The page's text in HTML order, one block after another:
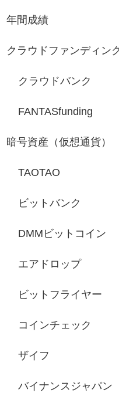
年間成績
クラウドファンディン
クラウドバンク
FANTASfunding
暗号資産（仮想通貨）
TAOTAO
ビットバンク
DMMビットコイン
エアドロップ
ビットフライヤー
コインチェック
ザイフ
バイナンスジャパン